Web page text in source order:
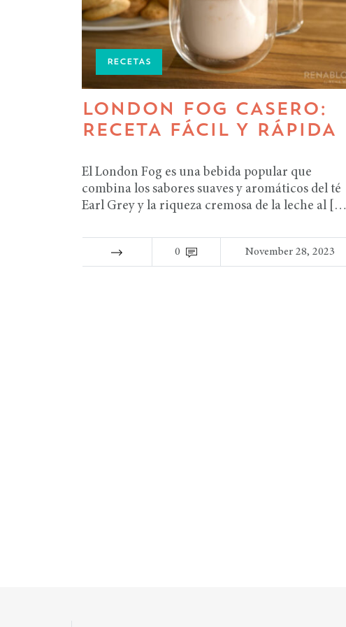
RECETAS
LONDON FOG CASERO:
RECETA FÁCIL Y RÁPIDA
El London Fog es una bebida popular que
combina los sabores suaves y aromáticos del té
Earl Grey y la riqueza cremosa de la leche al […]
0 November 28, 2023